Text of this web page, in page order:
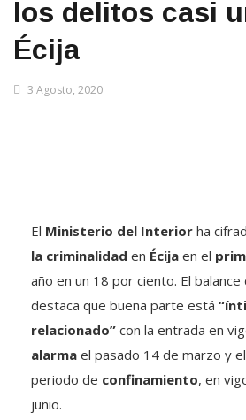
los delitos casi
Écija
3 Agosto, 2020
El Ministerio del Interior ha
la criminalidad en Écija en el
año en un 18 por ciento. El balance
destaca que buena parte está
relacionado” con la entrada en
alarma el pasado 14 de marzo y
periodo de confinamiento, en
junio.